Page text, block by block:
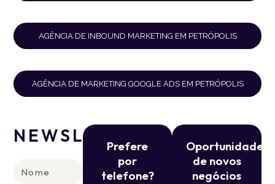
AGÊNCIA DE INBOUND MARKETING EM PETRÓPOLIS
AGÊNCIA DE MARKETING GOOGLE ADS EM PETRÓPOLIS
NEWSLETTER
Prefere
por
telefone?
Oportunidade
de novos
negócios